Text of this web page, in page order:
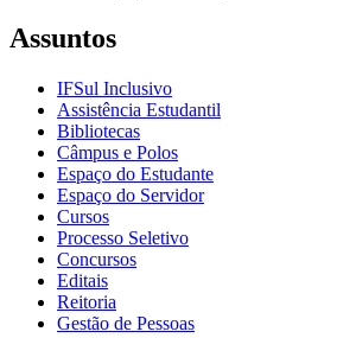
Assuntos
IFSul Inclusivo
Assistência Estudantil
Bibliotecas
Câmpus e Polos
Espaço do Estudante
Espaço do Servidor
Cursos
Processo Seletivo
Concursos
Editais
Reitoria
Gestão de Pessoas